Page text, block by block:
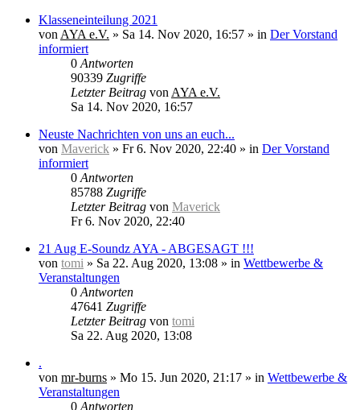
Klasseneinteilung 2021
von AYA e.V. » Sa 14. Nov 2020, 16:57 » in Der Vorstand
informiert
0 Antworten
90339 Zugriffe
Letzter Beitrag von AYA e.V.
Sa 14. Nov 2020, 16:57
Neuste Nachrichten von uns an euch...
von Maverick » Fr 6. Nov 2020, 22:40 » in Der Vorstand
informiert
0 Antworten
85788 Zugriffe
Letzter Beitrag von Maverick
Fr 6. Nov 2020, 22:40
21 Aug E-Soundz AYA - ABGESAGT !!!
von tomi » Sa 22. Aug 2020, 13:08 » in Wettbewerbe &
Veranstaltungen
0 Antworten
47641 Zugriffe
Letzter Beitrag von tomi
Sa 22. Aug 2020, 13:08
.
von mr-burns » Mo 15. Jun 2020, 21:17 » in Wettbewerbe &
Veranstaltungen
0 Antworten